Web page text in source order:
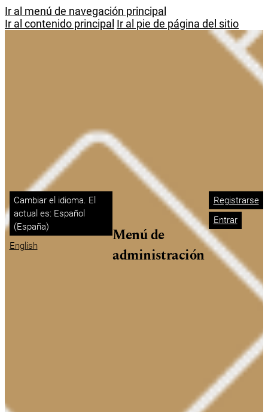
Ir al menú de navegación principal
Ir al contenido principal Ir al pie de página del sitio
Cambiar el idioma. El
actual es: Español
(España)
English
Menú de
administración
Registrarse
Entrar